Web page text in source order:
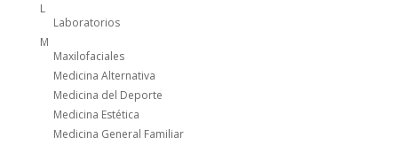
L
Laboratorios
M
Maxilofaciales
Medicina Alternativa
Medicina del Deporte
Medicina Estética
Medicina General Familiar